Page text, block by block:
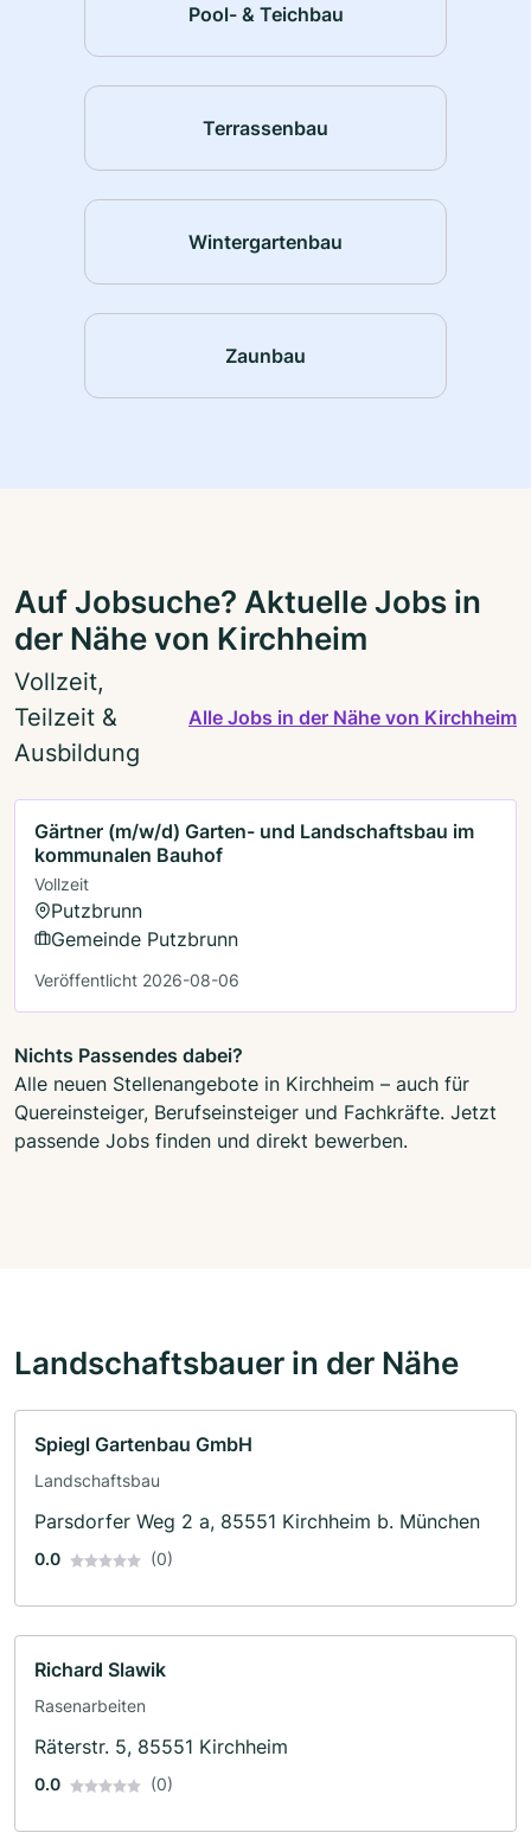
Pool- & Teichbau
Terrassenbau
Wintergartenbau
Zaunbau
Auf Jobsuche? Aktuelle Jobs in
der Nähe von Kirchheim
Vollzeit,
Teilzeit &
Ausbildung
Alle Jobs in der Nähe von Kirchheim
Gärtner (m/w/d) Garten- und Landschaftsbau im
kommunalen Bauhof
Vollzeit
Putzbrunn
Gemeinde Putzbrunn
Veröffentlicht 2026-08-06
Nichts Passendes dabei?
Alle neuen Stellenangebote in Kirchheim – auch für
Quereinsteiger, Berufseinsteiger und Fachkräfte. Jetzt
passende Jobs finden und direkt bewerben.
Landschaftsbauer in der Nähe
Spiegl Gartenbau GmbH
Landschaftsbau
Parsdorfer Weg 2 a, 85551 Kirchheim b. München
0.0 (0)
Richard Slawik
Rasenarbeiten
Räterstr. 5, 85551 Kirchheim
0.0 (0)